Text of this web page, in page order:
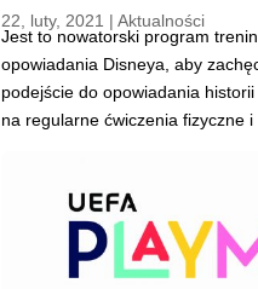
22, luty, 2021 | Aktualności
Jest to nowatorski program
opowiadania Disneya, aby
podejście do opowiadania
na regularne ćwiczenia fizyczne